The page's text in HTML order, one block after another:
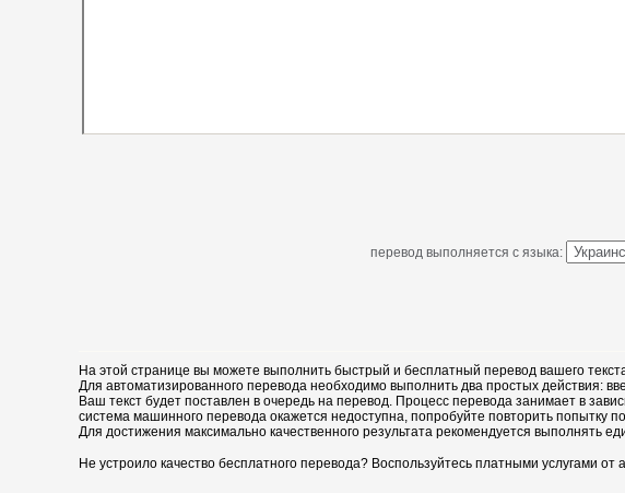
перевод выполняется с языка:
На этой странице вы можете выполнить быстрый и бесплатный перевод вашего
Для автоматизированного перевода необходимо выполнить два простых действия:
Ваш текст будет поставлен в очередь на перевод. Процесс перевода занимает в
система машинного перевода окажется недоступна, попробуйте повторить попытку
Для достижения максимально качественного результата рекомендуется выполнять
Не устроило качество бесплатного перевода? Воспользуйтесь платными услугами от